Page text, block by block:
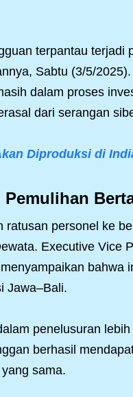
terpantau terjadi
Sabtu (3/5/
dalam proses
dari serangan
Diproduksi di
ratusan personel ke
Executive Vice
bahwa
Jawa–Bali.
penelusuran
berhasil
sama.